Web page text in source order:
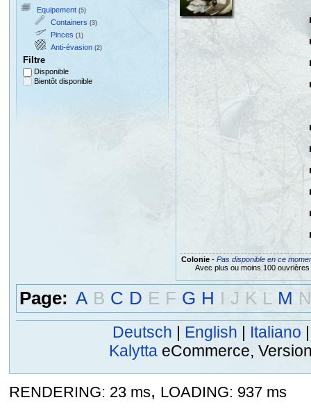
Equipement (5)
Containers (3)
Pinces (1)
Anti-évasion (2)
Filtre
Disponible
Bientôt disponible
Colonie- Pas disponible en ce
Avec plus ou moins 100 ouvrières
Page: A B C D E F G H I J K L M N
Deutsch | English | Italiano
Kalytta eCommerce,
RENDERING: 23 ms, LOADING: 937 ms